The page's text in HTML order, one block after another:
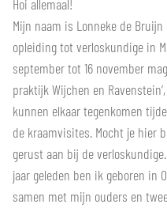
Hoi allemaal!
Mijn naam is Lonneke de
opleiding tot verloskundige in
september tot 16 november
praktijk Wijchen en
kunnen elkaar tegenkomen
de kraamvisites. Mocht je hier
gerust aan bij de
jaar geleden ben ik geboren in
samen met mijn ouders en